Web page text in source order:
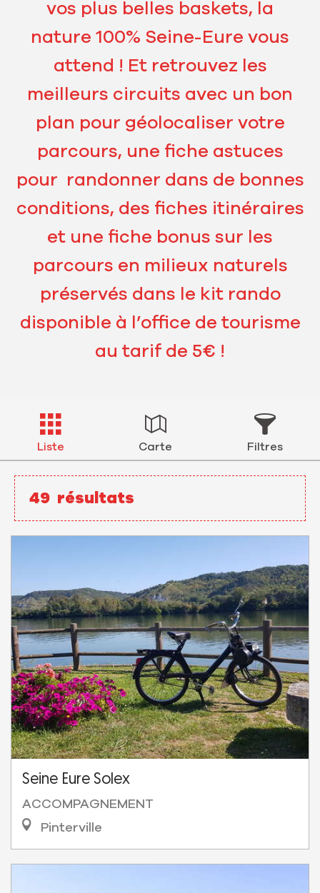
vos plus belles baskets, la
nature 100% Seine-Eure vous
attend ! Et retrouvez les
meilleurs circuits avec un bon
plan pour géolocaliser votre
parcours, une fiche astuces
pour randonner dans de bonnes
conditions, des fiches itinéraires
et une fiche bonus sur les
parcours en milieux naturels
préservés dans le kit rando
disponible à l’office de tourisme
au tarif de 5€ !
Liste Carte Filtres
49 résultats
Seine Eure Solex
ACCOMPAGNEMENT
Pinterville